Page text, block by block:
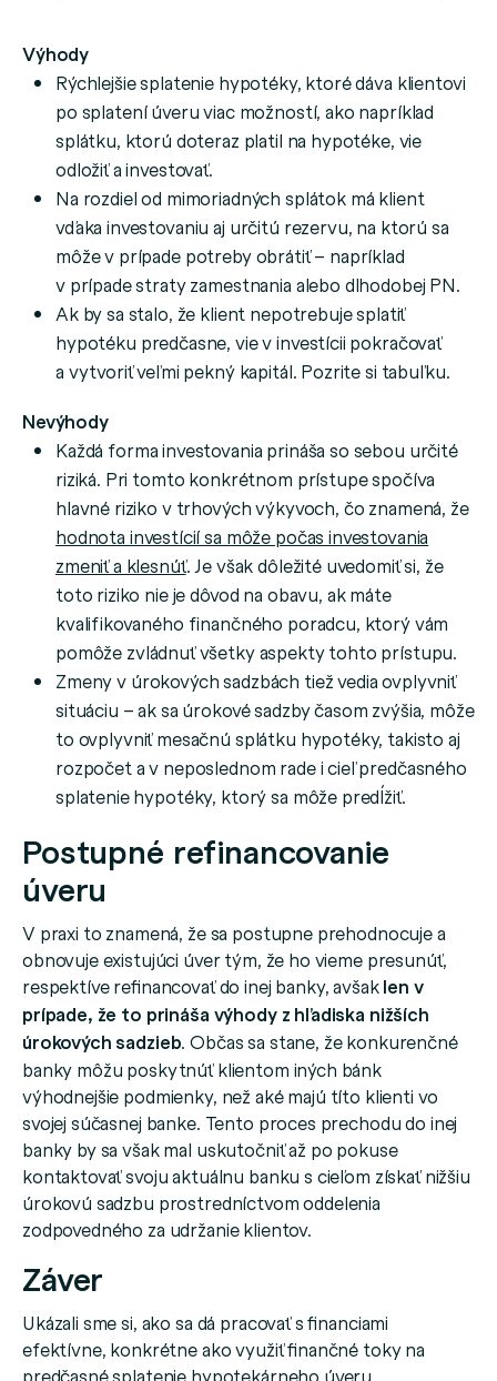
Výhody
Rýchlejšie splatenie hypotéky, ktoré dáva klientovi
po splatení úveru viac možností, ako napríklad
splátku, ktorú doteraz platil na hypotéke, vie
odložiť a investovať.
Na rozdiel od mimoriadných splátok má klient
vďaka investovaniu aj určitú rezervu, na ktorú sa
môže v prípade potreby obrátiť – napríklad
v prípade straty zamestnania alebo dlhodobej PN.
Ak by sa stalo, že klient nepotrebuje splatiť
hypotéku predčasne, vie v investícii pokračovať
a vytvoriť veľmi pekný kapitál. Pozrite si tabuľku.
Nevýhody
Každá forma investovania prináša so sebou určité
riziká. Pri tomto konkrétnom prístupe spočíva
hlavné riziko v trhových výkyvoch, čo znamená, že
hodnota investícií sa môže počas investovania
zmeniť a klesnúť. Je však dôležité uvedomiť si, že
toto riziko nie je dôvod na obavu, ak máte
kvalifikovaného finančného poradcu, ktorý vám
pomôže zvládnuť všetky aspekty tohto prístupu.
Zmeny v úrokových sadzbách tiež vedia ovplyvniť
situáciu – ak sa úrokové sadzby časom zvýšia, môže
to ovplyvniť mesačnú splátku hypotéky, takisto aj
rozpočet a v neposlednom rade i cieľ predčasného
splatenie hypotéky, ktorý sa môže predĺžiť.
Postupné refinancovanie
úveru
V praxi to znamená, že sa postupne prehodnocuje a
obnovuje existujúci úver tým, že ho vieme presunúť,
respektíve refinancovať do inej banky, avšaklen v
prípade, že to prináša výhody z hľadiska nižších
úrokových sadzieb. Občas sa stane, že konkurenčné
banky môžu poskytnúť klientom iných bánk
výhodnejšie podmienky, než aké majú títo klienti vo
svojej súčasnej banke. Tento proces prechodu do inej
banky by sa však mal uskutočniť až po pokuse
kontaktovať svoju aktuálnu banku s cieľom získať nižšiu
úrokovú sadzbu prostredníctvom oddelenia
zodpovedného za udržanie klientov.
Záver
Ukázali sme si, ako sa dá pracovať s financiami
efektívne, konkrétne ako využiť finančné toky na
predčasné splatenie hypotekárneho úveru.